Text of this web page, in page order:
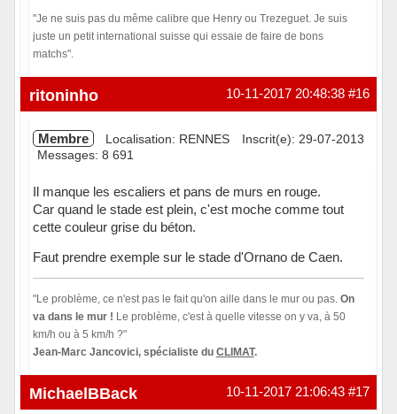
"Je ne suis pas du même calibre que Henry ou Trezeguet. Je suis
juste un petit international suisse qui essaie de faire de bons
matchs".
Hors ligne #16
10-11-2017 20:48:38
ritoninho
Membre Localisation: RENNES
Inscrit(e): 29-07-2013
Messages: 8 691
Il manque les escaliers et pans de murs en rouge.
Car quand le stade est plein, c'est moche comme tout
cette couleur grise du béton.
Faut prendre exemple sur le stade d'Ornano de Caen.
"Le problème, ce n'est pas le fait qu'on aille dans le mur ou pas. On
va dans le mur ! Le problème, c'est à quelle vitesse on y va, à 50
km/h ou à 5 km/h ?"
Jean-Marc Jancovici, spécialiste du CLIMAT.
Hors ligne #17
10-11-2017 21:06:43
MichaelBBack